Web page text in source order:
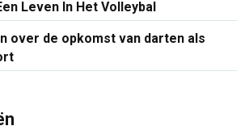
Leven In Het Volleybal
over de opkomst van darten als